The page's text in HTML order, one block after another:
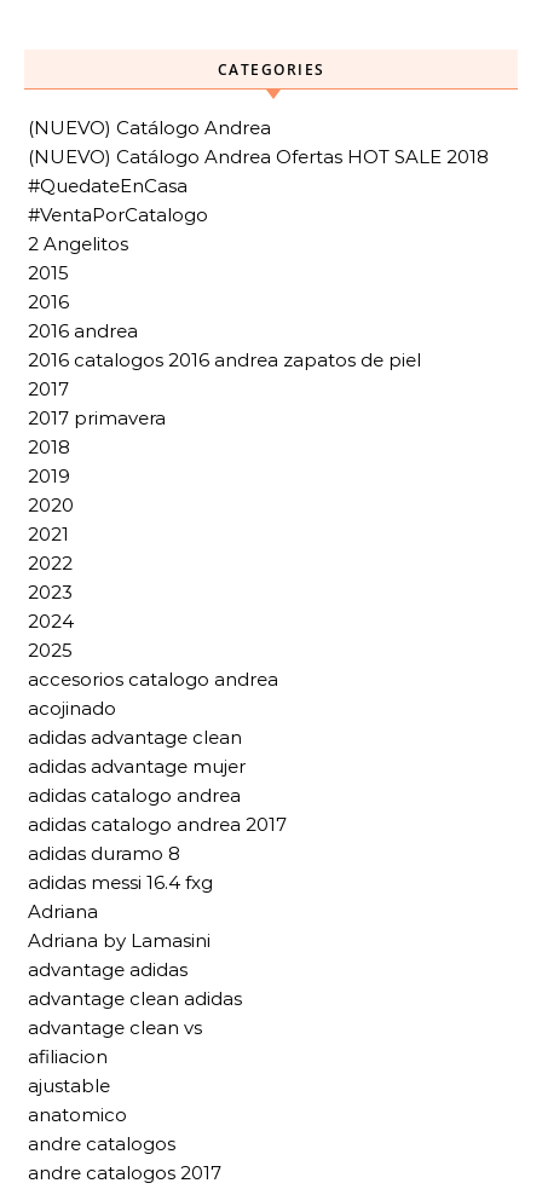
CATEGORIES
(NUEVO) Catálogo Andrea
(NUEVO) Catálogo Andrea Ofertas HOT SALE 2018
#QuedateEnCasa
#VentaPorCatalogo
2 Angelitos
2015
2016
2016 andrea
2016 catalogos 2016 andrea zapatos de piel
2017
2017 primavera
2018
2019
2020
2021
2022
2023
2024
2025
accesorios catalogo andrea
acojinado
adidas advantage clean
adidas advantage mujer
adidas catalogo andrea
adidas catalogo andrea 2017
adidas duramo 8
adidas messi 16.4 fxg
Adriana
Adriana by Lamasini
advantage adidas
advantage clean adidas
advantage clean vs
afiliacion
ajustable
anatomico
andre catalogos
andre catalogos 2017